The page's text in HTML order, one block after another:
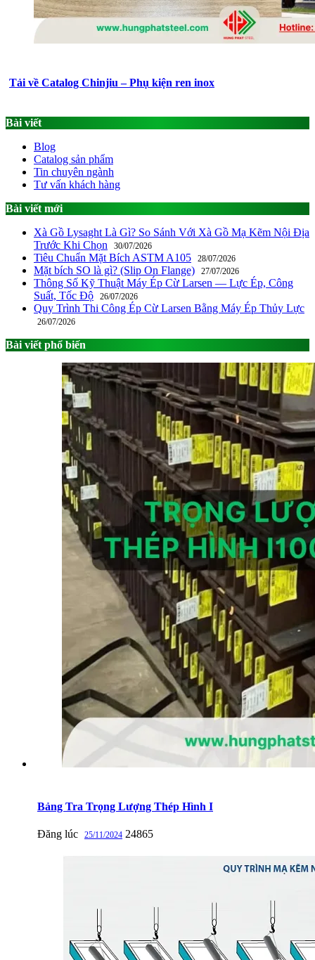
Tải về Catalog Chinjiu – Phụ kiện ren inox
Bài viết
Blog
Catalog sản phẩm
Tin chuyên ngành
Tư vấn khách hàng
Bài viết mới
Xà Gồ Lysaght Là Gì? So Sánh Với Xà Gồ Mạ Kẽm Nội Địa
Trước Khi Chọn
30/07/2026
Tiêu Chuẩn Mặt Bích ASTM A105 28/07/2026
Mặt bích SO là gì? (Slip On Flange) 27/07/2026
Thông Số Kỹ Thuật Máy Ép Cừ Larsen — Lực Ép, Công
Suất, Tốc Độ
26/07/2026
Quy Trình Thi Công Ép Cừ Larsen Bằng Máy Ép Thủy Lực
26/07/2026
Bài viết phổ biến
Bảng Tra Trọng Lượng Thép Hình I
Đăng lúc 25/11/2024 24865